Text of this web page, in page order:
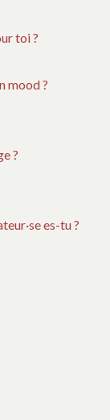
toi ?
mood ?
?
es-tu ?